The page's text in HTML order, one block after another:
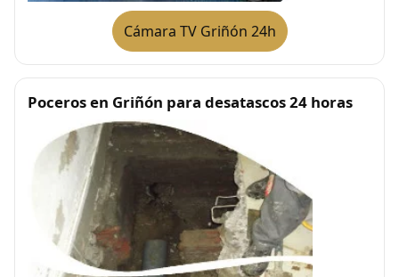
Cámara TV Griñón 24h
Poceros en Griñón para desatascos 24 horas